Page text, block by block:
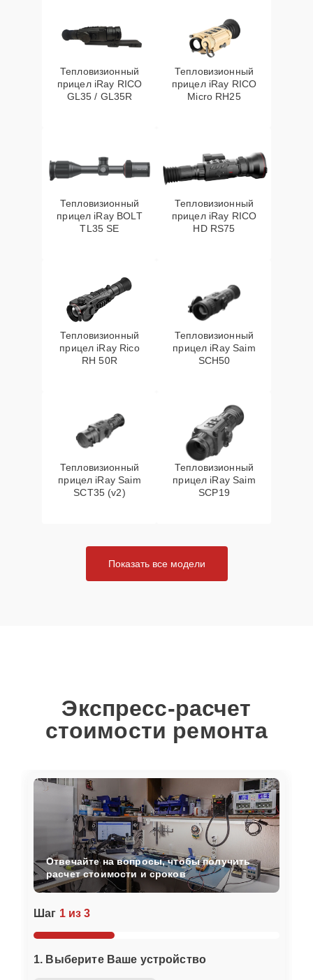
Тепловизионный
прицел iRay RICO
GL35 / GL35R
Тепловизионный
прицел iRay RICO
Micro RH25
Тепловизионный
прицел iRay BOLT
TL35 SE
Тепловизионный
прицел iRay RICO
HD RS75
Тепловизионный
прицел iRay Rico
RH 50R
Тепловизионный
прицел iRay Saim
SCH50
Тепловизионный
прицел iRay Saim
SCT35 (v2)
Тепловизионный
прицел iRay Saim
SCP19
Показать все модели
Экспресс-расчет
стоимости ремонта
Шаг 1 из 3
1. Выберите Ваше устройство
Отвечайте на вопросы, чтобы получить
расчет стоимости и сроков